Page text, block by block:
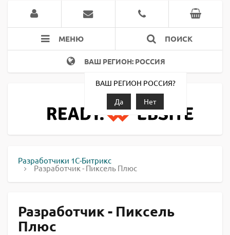
МЕНЮ ПОИСК
ВАШ РЕГИОН: РОССИЯ
ВАШ РЕГИОН РОССИЯ?
Да
Нет
Разработчики 1С-Битрикс
Разработчик - Пиксель Плюс
Разработчик - Пиксель
Плюс